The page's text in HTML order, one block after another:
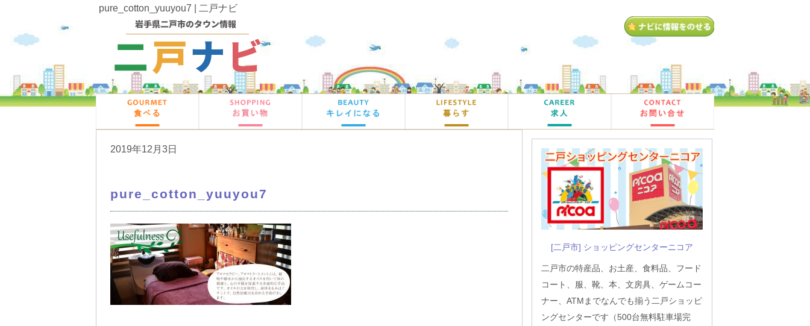
pure_cotton_yuuyou7 | 二戸ナビ
2019年12月3日
pure_cotton_yuuyou7
[二戸市] ショッピングセンターニコア
二戸市の特産品、お土産、食料品、フード
コート、服、靴、本、文房具、ゲームコー
ナー、ATMまでなんでも揃う二戸ショッピ
ングセンターです（500台無料駐車場完